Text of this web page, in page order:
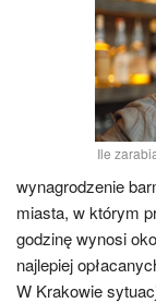
Ile
wynagrodzenie
miasta, w którym
godzinę wynosi
najlepiej
W Krakowie